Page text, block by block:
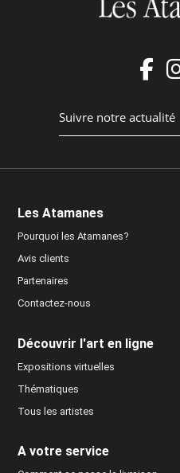
Les Atamanes
Pourquoi les Atamanes?
Avis clients
Partenaires
Contactez-nous
Découvrir l'art en ligne
Expositions virtuelles
Thématiques
Tous les artistes
A votre service